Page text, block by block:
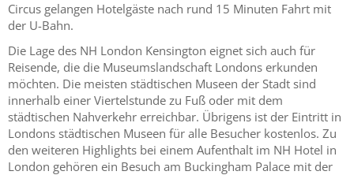
Circus gelangen Hotelgäste nach rund 15 Minuten Fahrt mit
der U-Bahn.
Die Lage des NH London Kensington eignet sich auch für
Reisende, die die Museumslandschaft Londons erkunden
möchten. Die meisten städtischen Museen der Stadt sind
innerhalb einer Viertelstunde zu Fuß oder mit dem
städtischen Nahverkehr erreichbar. Übrigens ist der Eintritt in
Londons städtischen Museen für alle Besucher kostenlos. Zu
den weiteren Highlights bei einem Aufenthalt im NH Hotel in
London gehören ein Besuch am Buckingham Palace mit der